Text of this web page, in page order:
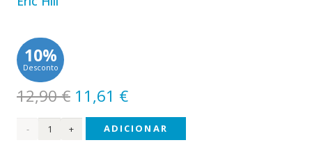
10%
Desconto
12,90€ O
preço
original
11,61 €O
preço
atual
Quantidade
ADICIONAR